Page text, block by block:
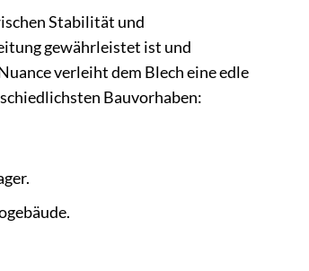
Stabilität und
gewährleistet ist und
verleiht dem Blech eine edle
Bauvorhaben: